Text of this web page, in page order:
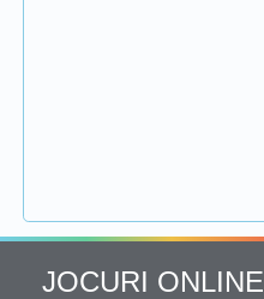
JOCURI ONLINE